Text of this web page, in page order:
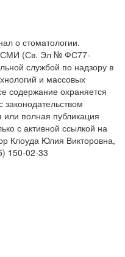
о стоматологии.
СМИ (Св. Эл № ФС77-
службой по надзору в
и массовых
содержание охраняется
законодательством
полная публикация
с активной ссылкой на
Клоуда Юлия Викторовна,
150-02-33